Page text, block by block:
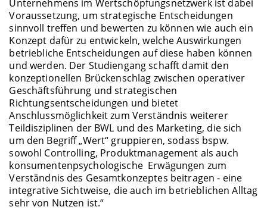
Unternehmens im Wertschöpfungsnetzwerk ist dabei
Voraussetzung, um strategische Entscheidungen
sinnvoll treffen und bewerten zu können wie auch ein
Konzept dafür zu entwickeln, welche Auswirkungen
betriebliche Entscheidungen auf diese haben können
und werden. Der Studiengang schafft damit den
konzeptionellen Brückenschlag zwischen operativer
Geschäftsführung und strategischen
Richtungsentscheidungen und bietet
Anschlussmöglichkeit zum Verständnis weiterer
Teildisziplinen der BWL und des Marketing, die sich
um den Begriff „Wert“ gruppieren, sodass bspw.
sowohl Controlling, Produktmanagement als auch
konsumentenpsychologische Erwägungen zum
Verständnis des Gesamtkonzeptes beitragen - eine
integrative Sichtweise, die auch im betrieblichen Alltag
sehr von Nutzen ist.“